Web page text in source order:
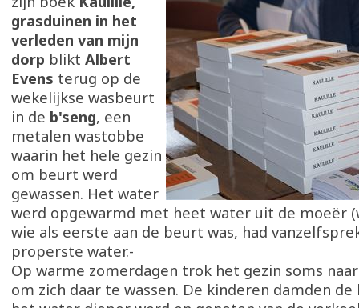
grasduinen in het
verleden van mijn
dorp blikt Albert
Evens terug op de
wekelijkse wasbeurt
in de b'seng, een
metalen wastobbe
waarin het hele gezin
om beurt werd
gewassen. Het water
werd opgewarmd met heet water uit de moeër
wie als eerste aan de beurt was, had
properste water.-
Op warme zomerdagen trok het gezin soms
om zich daar te wassen. De kinderen damden